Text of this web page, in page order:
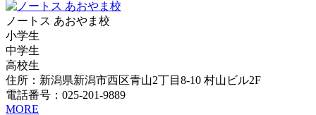
ノートス あおやま校
小学生
中学生
高校生
住所：新潟県新潟市西区青山2丁目8-10 村山ビル2F
電話番号：025-201-9889
MORE